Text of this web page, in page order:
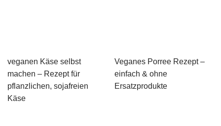
veganen Käse selbst
machen – Rezept für
pflanzlichen, sojafreien
Käse
Veganes Porree Rezept –
einfach & ohne
Ersatzprodukte